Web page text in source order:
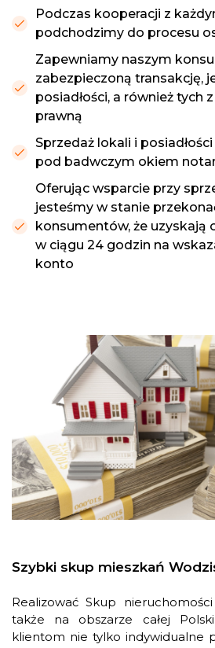
Podczas kooperacji z
podchodzimy do procesu
Zapewniamy naszym
zabezpieczoną transakcję,
posiadłości, a również tych
prawną
Sprzedaż lokali i
pod badwczym okiem
Oferując wsparcie przy
jesteśmy w stanie
konsumentów, że uzyskają
w ciągu 24 godzin na
konto
Szybki skup mieszkań
Realizować Skup
także na obszarze całej
klientom nie tylko indywidualne